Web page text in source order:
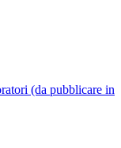
(da pubblicare in